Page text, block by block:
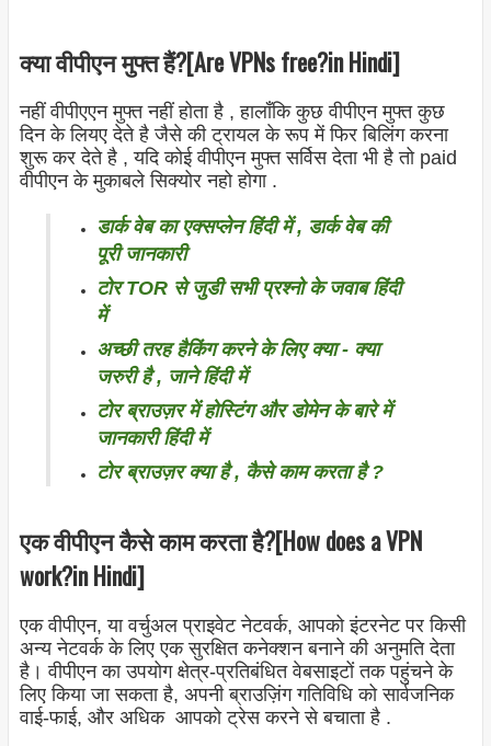
क्या वीपीएन मुफ्त हैं?[Are VPNs free?in Hindi]
नहीं वीपीएएन मुफ्त नहीं होता है , हालाँकि कुछ वीपीएन मुफ्त कुछ
दिन के लियए देते है जैसे की ट्रायल के रूप में फिर बिलिंग करना
शुरू कर देते है , यदि कोई वीपीएन मुफ्त सर्विस देता भी है तो paid
वीपीएन के मुकाबले सिक्योर नहो होगा .
डार्क वेब का एक्सप्लेन हिंदी में , डार्क वेब की
पूरी जानकारी
टोर TOR से जुडी सभी प्रश्नो के जवाब हिंदी
में
अच्छी तरह हैकिंग करने के लिए क्या - क्या
जरुरी है , जाने हिंदी में
टोर ब्राउज़र में होस्टिंग और डोमेन के बारे में
जानकारी हिंदी में
टोर ब्राउज़र क्या है , कैसे काम करता है ?
एक वीपीएन कैसे काम करता है?[How does a VPN
work?in Hindi]
एक वीपीएन, या वर्चुअल प्राइवेट नेटवर्क, आपको इंटरनेट पर किसी
अन्य नेटवर्क के लिए एक सुरक्षित कनेक्शन बनाने की अनुमति देता
है। वीपीएन का उपयोग क्षेत्र-प्रतिबंधित वेबसाइटों तक पहुंचने के
लिए किया जा सकता है, अपनी ब्राउज़िंग गतिविधि को सार्वजनिक
वाई-फाई, और अधिक आपको ट्रेस करने से बचाता है .